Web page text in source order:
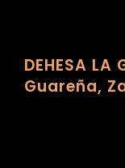
DEHESA
Guareña,